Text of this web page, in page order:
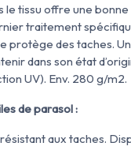
le tissu offre une
traitement
protège des taches.
dans son état
UV). Env. 280 g/m2.
de parasol :
aux taches.